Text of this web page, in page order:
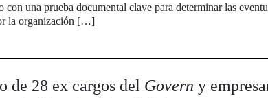
una prueba documental clave para determinar las
la organización […]
de 28 ex cargos del Governy